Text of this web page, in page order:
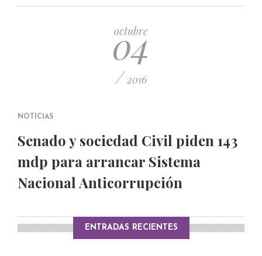
octubre
04
/ 2016
NOTICIAS
Senado y sociedad Civil piden 143
mdp para arrancar Sistema
Nacional Anticorrupción
ENTRADAS RECIENTES